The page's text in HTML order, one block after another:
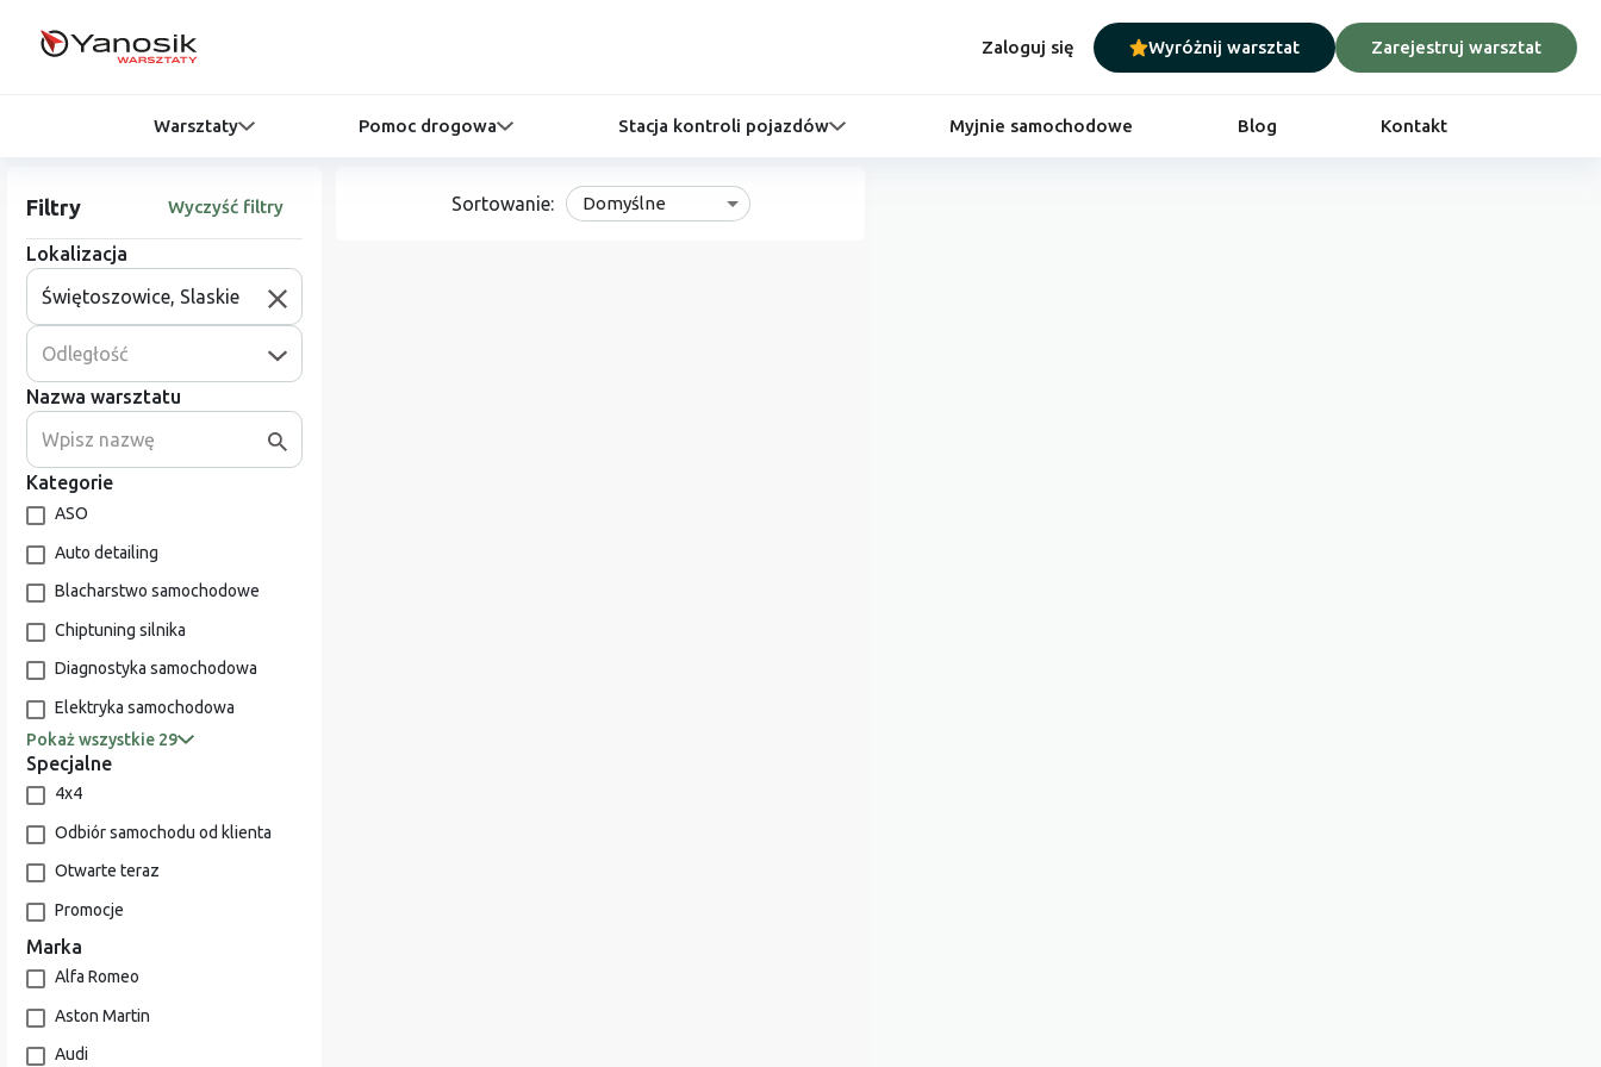
Zaloguj się Wyróżnij warsztat Zarejestruj warsztat
Warsztaty Pomoc drogowa Stacja kontroli pojazdów Myjnie samochodowe Blog Kontakt
Filtry Wyczyść filtry
Lokalizacja
Odległość
Nazwa warsztatu
Kategorie
ASO
Auto detailing
Blacharstwo samochodowe
Chiptuning silnika
Diagnostyka samochodowa
Elektryka samochodowa
Pokaż wszystkie 29
Specjalne
4x4
Odbiór samochodu od klienta
Otwarte teraz
Promocje
Marka
Alfa Romeo
Aston Martin
Audi
Sortowanie: Domyślne